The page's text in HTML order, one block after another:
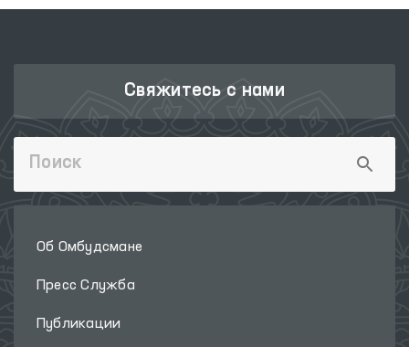
Свяжитесь с нами
Об Омбудсмане
Пресс Служба
Публикации